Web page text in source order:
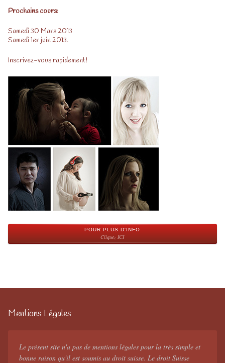
Prochains cours:
Samedi 30 Mars 2013
Samedi 1er juin 2013.
Inscrivez-vous rapidement!
POUR PLUS D'INFO
Cliquez ICI
Mentions Légales
Le présent site n'a pas de mentions légales pour la très simple et
bonne raison qu'il est soumis au droit suisse. Le droit Suisse